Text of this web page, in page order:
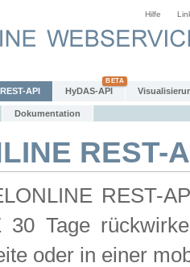
Hilfe
REST-API HyDAS-API
Dokumentation
REST-
REST-
30 Tage
oder in einer